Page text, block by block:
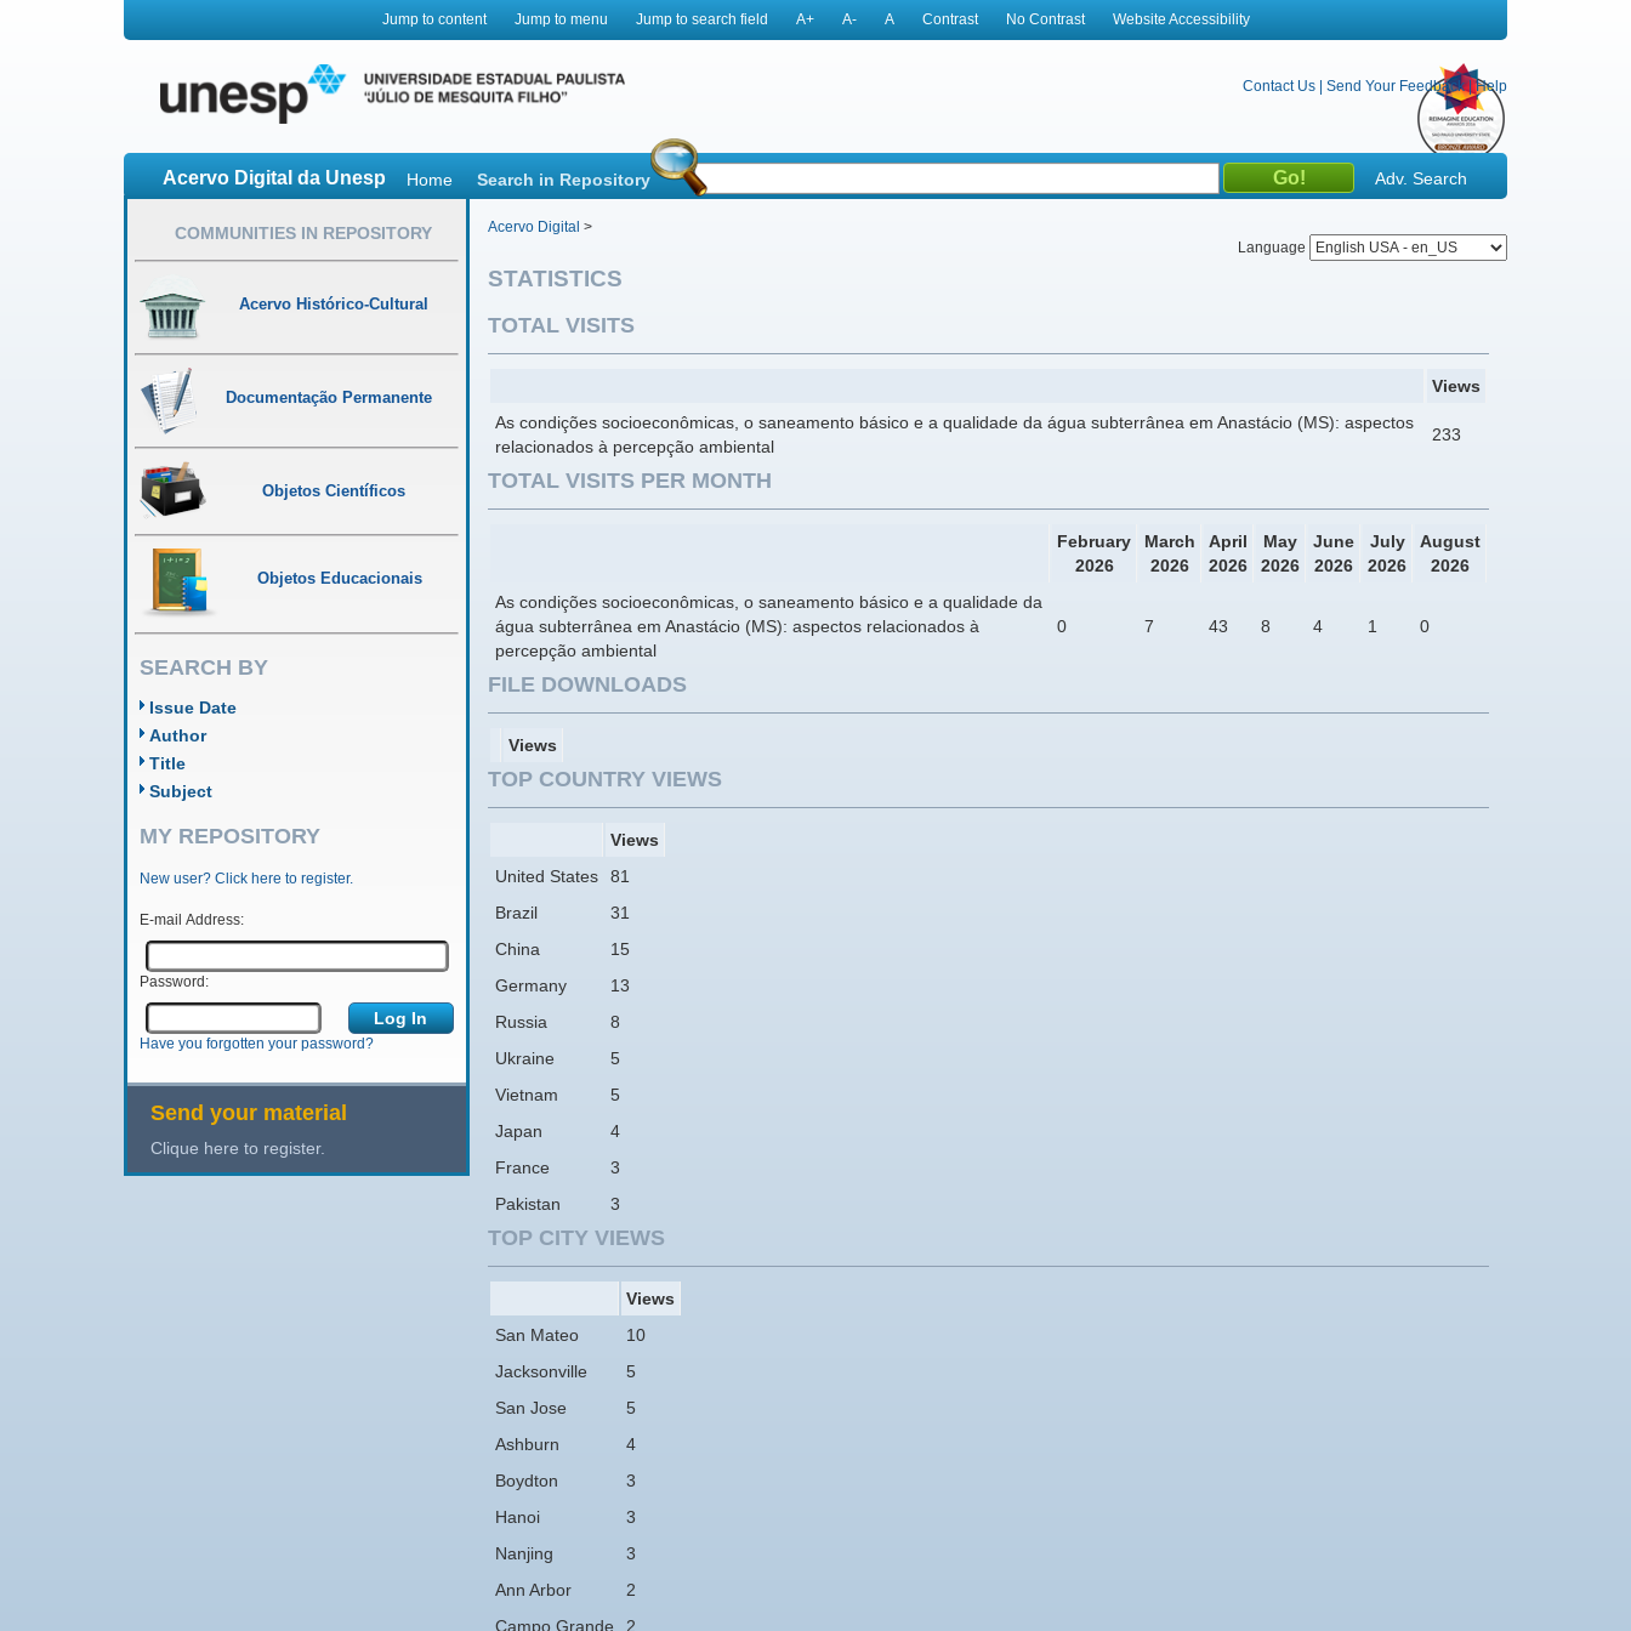
Jump to content Jump to menu Jump to search field A+ A- A Contrast No Contrast Website Accessibility
Contact Us Send Your Feedback |Help
Language
Acervo Digital da Unesp Home Search in Repository Adv. Search
COMMUNITIES IN REPOSITORY
Acervo Histórico-Cultural
Documentação Permanente
Objetos Científicos
Objetos Educacionais
SEARCH BY
Issue Date
Author
Title
Subject
MY REPOSITORY
New user? Click here to register.
E-mail Address:
Password:
Have you forgotten your password?
Send your material
Clique here to register.
Acervo Digital >
STATISTICS
TOTAL VISITS
Views
As condições socioeconômicas, o saneamento básico e a qualidade da água subterrânea em Anastácio (MS): aspectos
relacionados à percepção ambiental
233
TOTAL VISITS PER MONTH
February
2026
March
2026
April
2026
May
2026
June
2026
July
2026
August
2026
As condições socioeconômicas, o saneamento básico e a qualidade da
água subterrânea em Anastácio (MS): aspectos relacionados à
percepção ambiental
0 7 43 8 4 1 0
FILE DOWNLOADS
Views
TOP COUNTRY VIEWS
Views
United States
81
Brazil
31
China
15
Germany
13
Russia
8
Ukraine
5
Vietnam
5
Japan
4
France
3
Pakistan
3
TOP CITY VIEWS
Views
San Mateo
10
Jacksonville
5
San Jose
5
Ashburn
4
Boydton
3
Hanoi
3
Nanjing
3
Ann Arbor
2
Campo Grande
2